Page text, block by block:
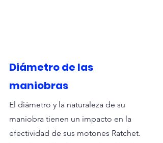
Diámetro de las
maniobras
El diámetro y la naturaleza de su
maniobra tienen un impacto en la
efectividad de sus motones Ratchet.